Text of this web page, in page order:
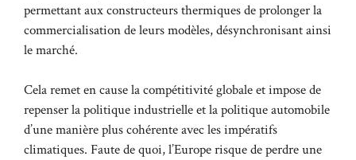
permettant aux constructeurs thermiques de prolonger la
commercialisation de leurs modèles, désynchronisant ainsi
le marché.
Cela remet en cause la compétitivité globale et impose de
repenser la politique industrielle et la politique automobile
d’une manière plus cohérente avec les impératifs
climatiques. Faute de quoi, l’Europe risque de perdre une